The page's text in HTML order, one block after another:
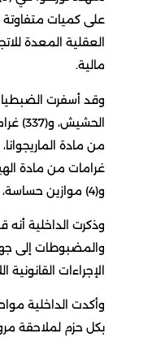
على كميات متفاوتة
العقلية المعدة
مالية.
و(4) موازين حساسة، ومبالغ مالية حصيلة الاتجار.
وذكرت الداخلية
والمضبوطات إلى
الإجراءات القانونية
وأكدت الداخلية
بكل حزم لملاحقة